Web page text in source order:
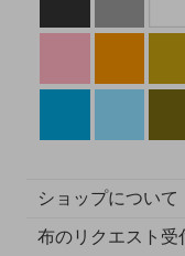
ショップについて
布のリクエスト受